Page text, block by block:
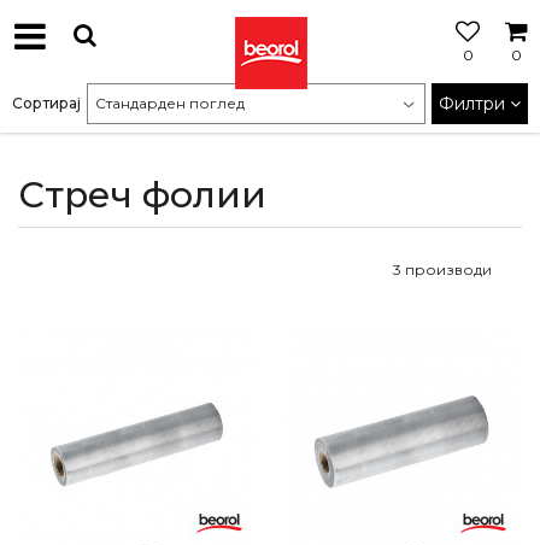
0
0
МОЖНОСТ
БЕСПЛАТНА
ИСПОРАКА
Стреч фолии
Сортирај Филтри
3 производи